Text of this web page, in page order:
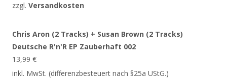
zzgl. Versandkosten
Chris Aron (2 Tracks) + Susan Brown (2 Tracks)
Deutsche R'n'R EP Zauberhaft 002
13,99 €
inkl. MwSt. (differenzbesteuert nach §25a UStG.)